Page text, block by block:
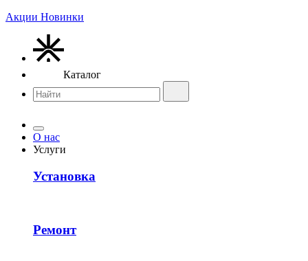
Акции Новинки
Каталог
О нас
Услуги
Установка
Ремонт